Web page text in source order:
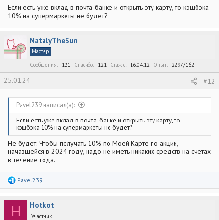
Если есть уже вклад в почта-банке и открыть эту карту, то кэшбэка
10% на супермаркеты не будет?
NatalyTheSun
Мастер
Сообщения
121 Спасибо 121 Стаж c 16.04.12 Опыт 2297/162
25.01.24 #12
Pavel239 написал(а):
Если есть уже вклад в почта-банке и открыть эту карту, то
кэшбэка 10% на супермаркеты не будет?
Не будет. Чтобы получать 10% по Моей Карте по акции,
начавшейся в 2024 году, надо не иметь никаких средств на счетах
в течение года.
Р
а
к
ц
и
Pavel239
H Hotkot
Участник